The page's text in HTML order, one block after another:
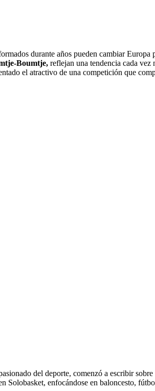
durante años pueden cambiar
Boumtje, reflejan una tendencia cada
el atractivo de una competición que
del deporte, comenzó a escribir
Solobasket, enfocándose en baloncesto,